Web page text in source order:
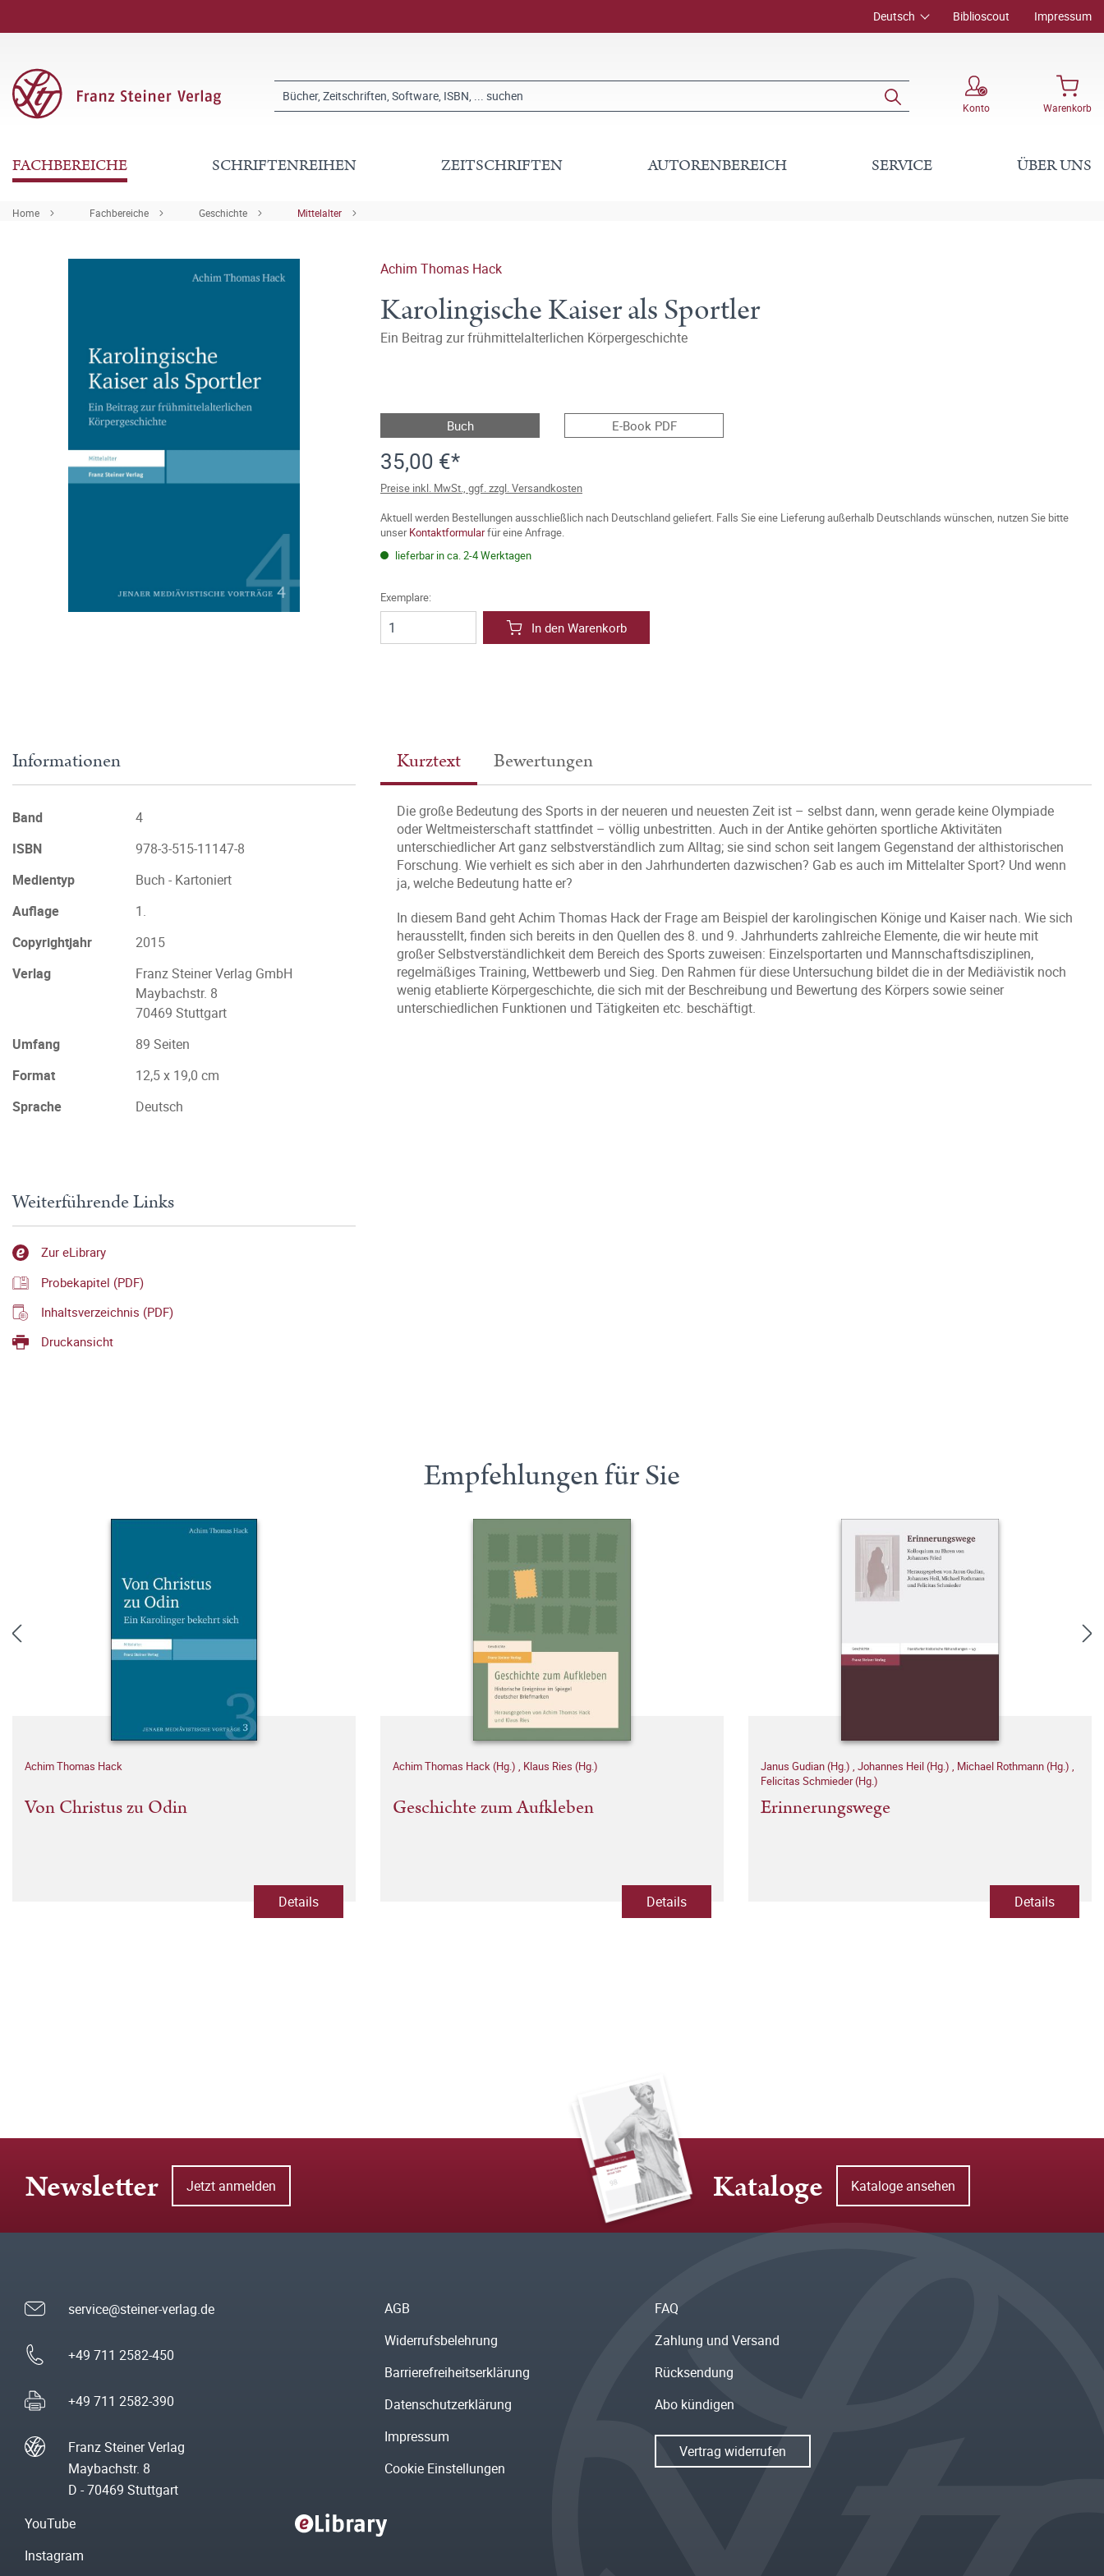
Deutsch Biblioscout Impressum
Konto Warenkorb
FACHBEREICHE SCHRIFTENREIHEN ZEITSCHRIFTEN AUTORENBEREICH SERVICE ÜBER UNS
Home Fachbereiche Geschichte Mittelalter
Achim Thomas Hack
Karolingische Kaiser als Sportler
Ein Beitrag zur frühmittelalterlichen Körpergeschichte
Buch E-Book PDF
35,00 €*
Preise inkl. MwSt., ggf. zzgl. Versandkosten
Aktuell werden Bestellungen ausschließlich nach Deutschland geliefert. Falls Sie eine Lieferung außerhalb Deutschlands wünschen, nutzen Sie bitte
unserKontaktformularfür eine Anfrage.
lieferbar in ca. 2-4 Werktagen
Exemplare:
In den Warenkorb
Kurztext Bewertungen
Die große Bedeutung des Sports in der neueren und neuesten Zeit ist – selbst dann, wenn gerade keine Olympiade
oder Weltmeisterschaft stattfindet – völlig unbestritten. Auch in der Antike gehörten sportliche Aktivitäten
unterschiedlicher Art ganz selbstverständlich zum Alltag; sie sind schon seit langem Gegenstand der althistorischen
Forschung. Wie verhielt es sich aber in den Jahrhunderten dazwischen? Gab es auch im Mittelalter Sport? Und wenn
ja, welche Bedeutung hatte er?
In diesem Band geht Achim Thomas Hack der Frage am Beispiel der karolingischen Könige und Kaiser nach. Wie sich
herausstellt, finden sich bereits in den Quellen des 8. und 9. Jahrhunderts zahlreiche Elemente, die wir heute mit
großer Selbstverständlichkeit dem Bereich des Sports zuweisen: Einzelsportarten und Mannschaftsdisziplinen,
regelmäßiges Training, Wettbewerb und Sieg. Den Rahmen für diese Untersuchung bildet die in der Mediävistik noch
wenig etablierte Körpergeschichte, die sich mit der Beschreibung und Bewertung des Körpers sowie seiner
unterschiedlichen Funktionen und Tätigkeiten etc. beschäftigt.
Informationen
Band
4
ISBN
978-3-515-11147-8
Medientyp
Buch - Kartoniert
Auflage
1.
Copyrightjahr
2015
Verlag
Franz Steiner Verlag GmbH
Maybachstr. 8
70469 Stuttgart
Umfang
89 Seiten
Format
12,5 x 19,0 cm
Sprache
Deutsch
Weiterführende Links
Zur eLibrary
Probekapitel (PDF)
Inhaltsverzeichnis (PDF)
Druckansicht
Empfehlungen für Sie
Achim Thomas Hack
Von Christus zu Odin
Details
Achim Thomas Hack (Hg.) , Klaus Ries (Hg.)
Geschichte zum Aufkleben
Details
Janus Gudian (Hg.) , Johannes Heil (Hg.) , Michael Rothmann (Hg.) ,
Felicitas Schmieder (Hg.)
Erinnerungswege
Details
Newsletter Jetzt anmelden Kataloge Kataloge ansehen
service@steiner-verlag.de
+49 711 2582-450
+49 711 2582-390
Franz Steiner Verlag
Maybachstr. 8
D - 70469 Stuttgart
AGB
Widerrufsbelehrung
Barrierefreiheitserklärung
Datenschutzerklärung
Impressum
Cookie Einstellungen
FAQ
Zahlung und Versand
Rücksendung
Abo kündigen
Vertrag widerrufen
YouTube
Instagram